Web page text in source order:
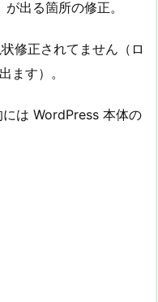
出る箇所の修正。
修正されてません（ロ
ます）。
は WordPress 本体の